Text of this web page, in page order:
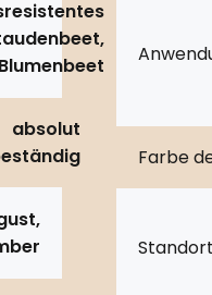
absolut
Farbe